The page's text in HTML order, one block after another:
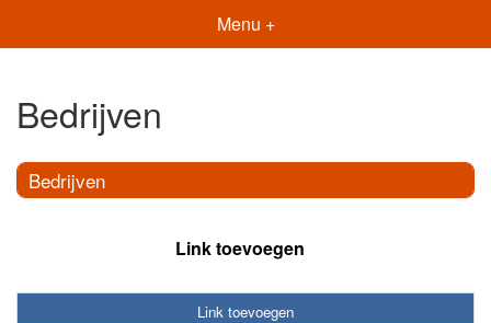
Menu +
Bedrijven
Bedrijven
Link toevoegen
Link toevoegen